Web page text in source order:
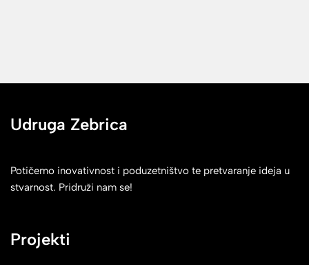
Udruga Zebrica
Potičemo inovativnost i poduzetništvo te pretvaranje ideja u
stvarnost. Pridruži nam se!
Projekti